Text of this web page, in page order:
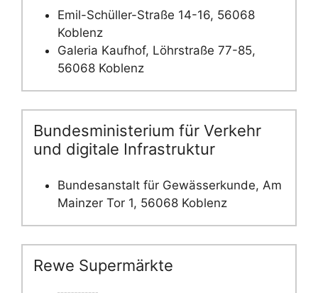
Emil-Schüller-Straße 14-16, 56068
Koblenz
Galeria Kaufhof, Löhrstraße 77-85,
56068 Koblenz
Bundesministerium für Verkehr
und digitale Infrastruktur
Bundesanstalt für Gewässerkunde, Am
Mainzer Tor 1, 56068 Koblenz
Rewe Supermärkte